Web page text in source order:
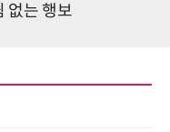
없는 행보